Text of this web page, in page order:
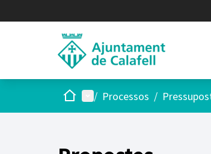
Inici Menú principal
/ Processos /